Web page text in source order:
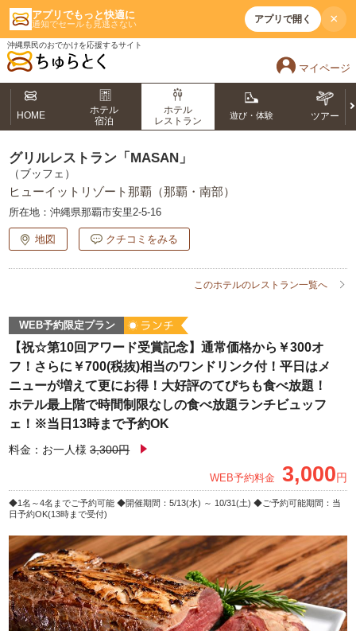
アプリでもっと快適に
通知でセールも見逃さない アプリで開く ×
沖縄県民のおでかけを応援するサイト
マイページ
HOME
ホテル
宿泊
ホテル
レストラン
遊び・体験 ツアー
グリルレストラン「MASAN」
（ブッフェ）
ヒューイットリゾート那覇（那覇・南部）
所在地：沖縄県那覇市安里2-5-16
地図 クチコミをみる
このホテルのレストラン一覧へ
WEB予約限定プラン
【祝☆第10回アワード受賞記念】通常価格から￥300オ
フ！さらに￥700(税抜)相当のワンドリンク付！平日はメ
ニューが増えて更にお得！大好評のてびちも食べ放題！
ホテル最上階で時間制限なしの食べ放題ランチビュッフ
ェ！※当日13時まで予約OK
料金：お一人様 3,300円
WEB予約料金 3,000円
1名～4名までご予約可能 開催期間：5/13(水) ～ 10/31(土)
ご予約可能期間：当
日予約OK(13時まで受付)